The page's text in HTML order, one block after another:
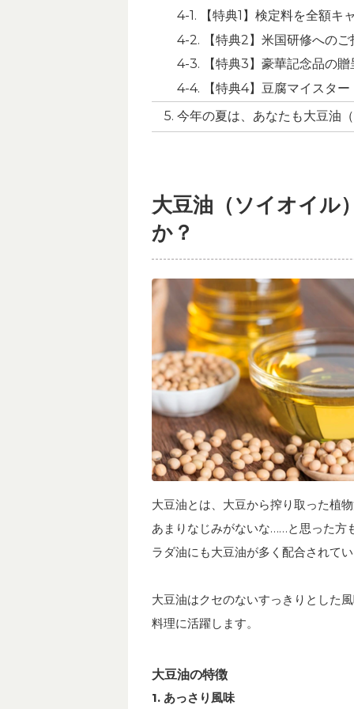
【特典1】検定料を全額キ
【特典2】米国研修へのご
【特典3】豪華記念品の贈
【特典4】豆腐マイスタ
今年の夏は、あなたも大豆油
大豆油（ソイオイル
か？
大豆油とは、大豆から搾り取った植
あまりなじみがないな……と思った方
ラダ油にも大豆油が多く配合されて
大豆油はクセのないすっきりとした
料理に活躍します。
大豆油の特徴
1. あっさり風味